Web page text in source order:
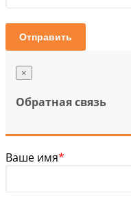
Отправить
×
Обратная связь
Ваше имя*